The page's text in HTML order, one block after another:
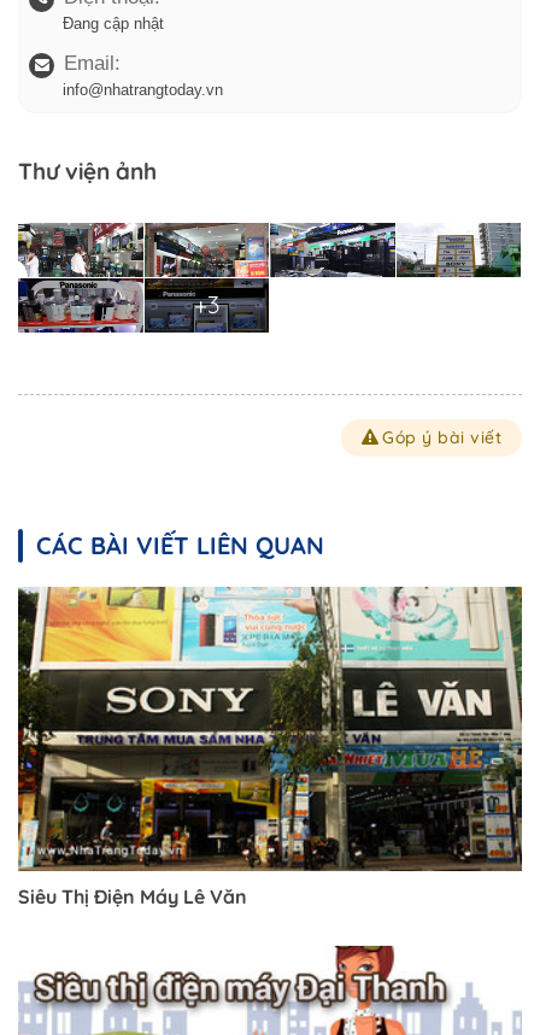
Đang cập nhật
Email:
info@nhatrangtoday.vn
Thư viện ảnh
+3
Góp ý bài viết
CÁC BÀI VIẾT LIÊN QUAN
Siêu Thị Điện Máy Lê Văn